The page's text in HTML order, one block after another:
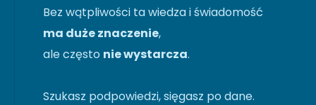
Bez wątpliwości ta wiedza i świadomość
ma duże znaczenie,
ale często nie wystarcza.
Szukasz podpowiedzi, sięgasz po dane.